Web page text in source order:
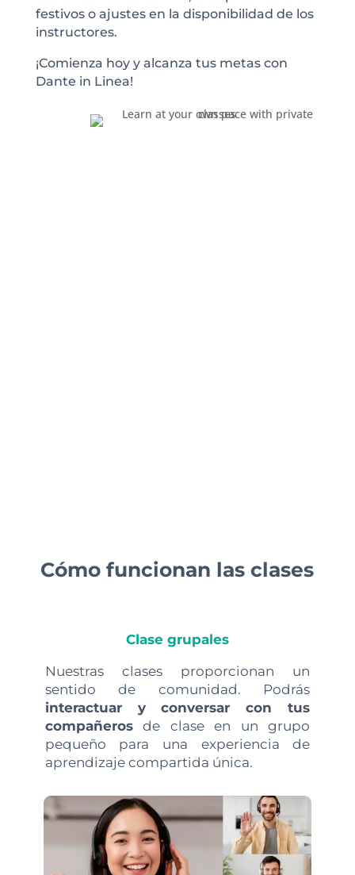
festivos o ajustes en la disponibilidad de los
instructores.
¡Comienza hoy y alcanza tus metas con
Dante in Linea!
Cómo funcionan las clases
Clase grupales
Nuestras clases proporcionan un
sentido de comunidad. Podrás
interactuar y conversar con tus
compañerosde clase en un grupo
pequeño para una experiencia de
aprendizaje compartida única.